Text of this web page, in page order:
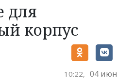
для
корпус
10:22, 04